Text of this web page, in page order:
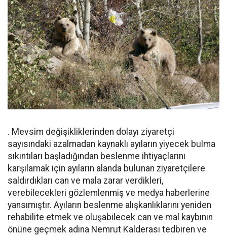
. Mevsim değişikliklerinden dolayı ziyaretçi
sayısındaki azalmadan kaynaklı ayıların yiyecek bulma
sıkıntıları başladığından beslenme ihtiyaçlarını
karşılamak için ayıların alanda bulunan ziyaretçilere
saldırdıkları can ve mala zarar verdikleri,
verebilecekleri gözlemlenmiş ve medya haberlerine
yansımıştır. Ayıların beslenme alışkanlıklarını yeniden
rehabilite etmek ve oluşabilecek can ve mal kaybının
önüne geçmek adına Nemrut Kalderası tedbiren ve